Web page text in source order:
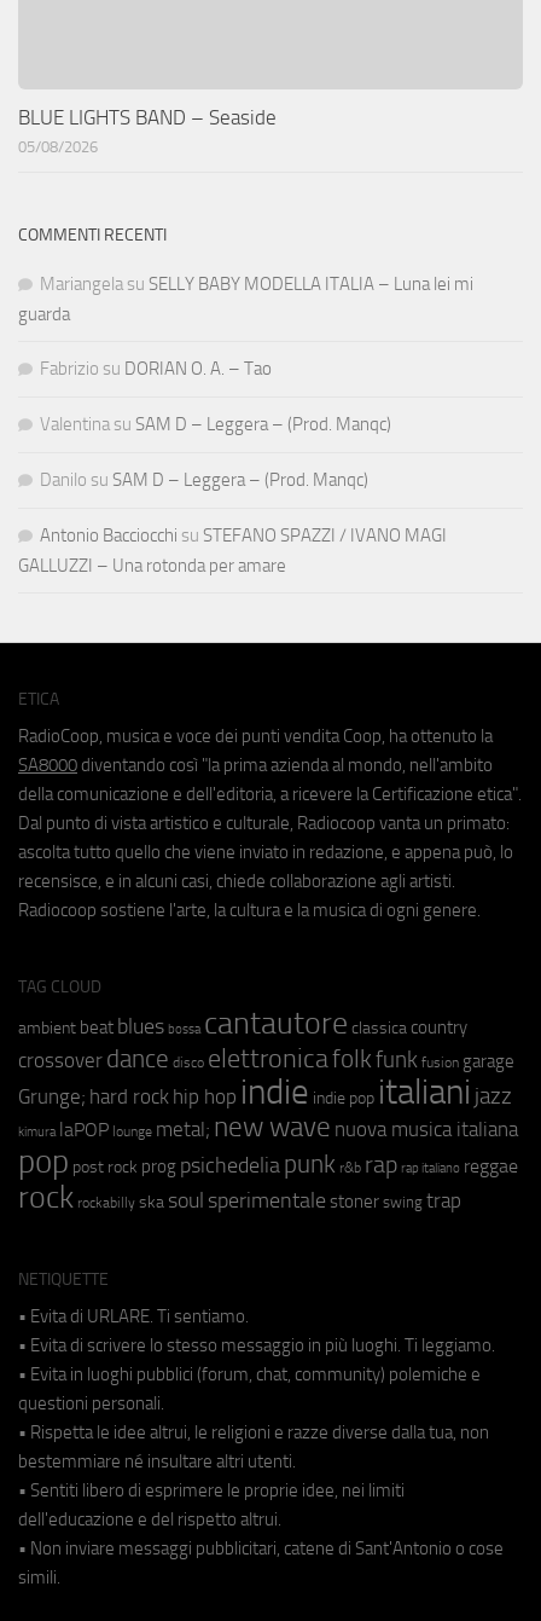
BLUE LIGHTS BAND – Seaside
05/08/2026
COMMENTI RECENTI
Mariangela su SELLY BABY MODELLA ITALIA – Luna lei mi
guarda
Fabrizio su DORIAN O. A. – Tao
Valentina su SAM D – Leggera – (Prod. Manqc)
Danilo su SAM D – Leggera – (Prod. Manqc)
Antonio Bacciocchi su STEFANO SPAZZI / IVANO MAGI
GALLUZZI – Una rotonda per amare
ETICA
RadioCoop, musica e voce dei punti vendita Coop, ha ottenuto la
SA8000 diventando così "la prima azienda al mondo, nell'ambito
della comunicazione e dell'editoria, a ricevere la Certificazione etica".
Dal punto di vista artistico e culturale, Radiocoop vanta un primato:
ascolta tutto quello che viene inviato in redazione, e appena può, lo
recensisce, e in alcuni casi, chiede collaborazione agli artisti.
Radiocoop sostiene l'arte, la cultura e la musica di ogni genere.
TAG CLOUD
ambient beat blues bossa cantautore classica country
crossover dance disco elettronicafolkfunk fusion garage
Grunge; hard rock hip hop indie indie pop italiani jazz
kimura laPOP lounge metal; new wave nuova musica italiana
pop post rock prog psichedeliapunk r&b rap rap italiano reggae
rock rockabilly ska soul sperimentale stoner swing trap
NETIQUETTE
• Evita di URLARE. Ti sentiamo.
• Evita di scrivere lo stesso messaggio in più luoghi. Ti leggiamo.
• Evita in luoghi pubblici (forum, chat, community) polemiche e
questioni personali.
• Rispetta le idee altrui, le religioni e razze diverse dalla tua, non
bestemmiare né insultare altri utenti.
• Sentiti libero di esprimere le proprie idee, nei limiti
dell'educazione e del rispetto altrui.
• Non inviare messaggi pubblicitari, catene di Sant'Antonio o cose
simili.